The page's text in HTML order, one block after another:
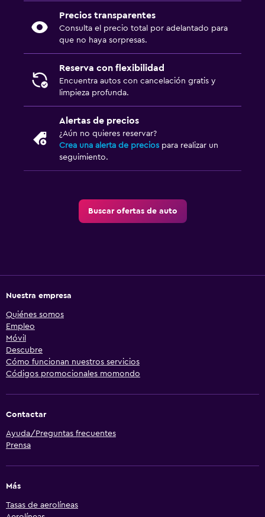
Precios transparentes
Consulta el precio total por adelantado para
que no haya sorpresas.
Reserva con flexibilidad
Encuentra autos con cancelación gratis y
limpieza profunda.
Alertas de precios
¿Aún no quieres reservar?
Crea una alerta de precios para realizar un
seguimiento.
Buscar ofertas de auto
Nuestra empresa
Quiénes somos
Empleo
Móvil
Descubre
Cómo funcionan nuestros servicios
Códigos promocionales momondo
Contactar
Ayuda/Preguntas frecuentes
Prensa
Más
Tasas de aerolíneas